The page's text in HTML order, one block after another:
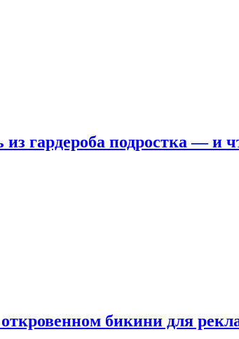
гардероба подростка — и
бикини для